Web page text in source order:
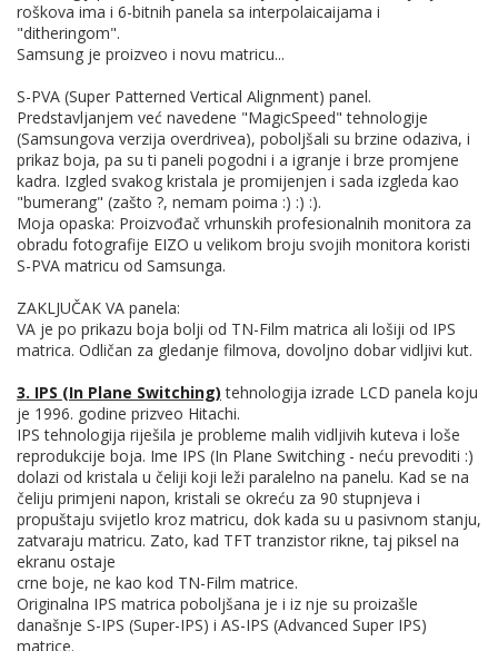
roškova ima i 6-bitnih panela sa interpolaicaijama i
"ditheringom".
Samsung je proizveo i novu matricu...
S-PVA (Super Patterned Vertical Alignment) panel.
Predstavljanjem već navedene "MagicSpeed" tehnologije
(Samsungova verzija overdrivea), poboljšali su brzine odaziva, i
prikaz boja, pa su ti paneli pogodni i a igranje i brze promjene
kadra. Izgled svakog kristala je promijenjen i sada izgleda kao
"bumerang" (zašto ?, nemam poima :) :) :).
Moja opaska: Proizvođač vrhunskih profesionalnih monitora za
obradu fotografije EIZO u velikom broju svojih monitora koristi
S-PVA matricu od Samsunga.
ZAKLJUČAK VA panela:
VA je po prikazu boja bolji od TN-Film matrica ali lošiji od IPS
matrica. Odličan za gledanje filmova, dovoljno dobar vidljivi kut.
3. IPS (In Plane Switching) tehnologija izrade LCD panela koju
je 1996. godine prizveo Hitachi.
IPS tehnologija riješila je probleme malih vidljivih kuteva i loše
reprodukcije boja. Ime IPS (In Plane Switching - neću prevoditi :)
dolazi od kristala u čeliji koji leži paralelno na panelu. Kad se na
čeliju primjeni napon, kristali se okreću za 90 stupnjeva i
propuštaju svijetlo kroz matricu, dok kada su u pasivnom stanju,
zatvaraju matricu. Zato, kad TFT tranzistor rikne, taj piksel na
ekranu ostaje
crne boje, ne kao kod TN-Film matrice.
Originalna IPS matrica poboljšana je i iz nje su proizašle
današnje S-IPS (Super-IPS) i AS-IPS (Advanced Super IPS)
matrice.